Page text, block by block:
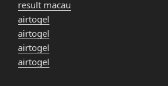
result macau
airtogel
airtogel
airtogel
airtogel